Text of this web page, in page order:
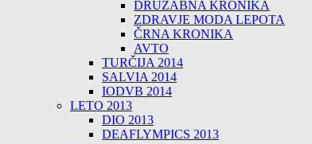
DRUŽABNA KRONIKA
ZDRAVJE MODA LEPOTA
ČRNA KRONIKA
AVTO
TURČIJA 2014
SALVIA 2014
IODVB 2014
LETO 2013
DIO 2013
DEAFLYMPICS 2013